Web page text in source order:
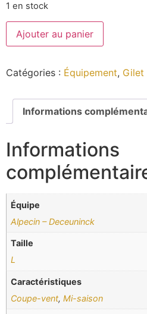
1 en stock
Ajouter au panier
Catégories : Équipement, Gilet
Informations
Informations
Équipe
Alpecin – Deceuninck
Taille
L
Caractéristiques
Coupe-vent,Mi-saison